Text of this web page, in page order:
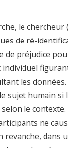
le
de ré-
de préjudice
les
sujet humain si
le
ne
dans